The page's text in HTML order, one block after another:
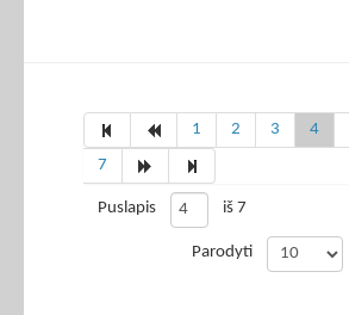
1 2 3 4
7
Puslapis iš 7
Parodyti